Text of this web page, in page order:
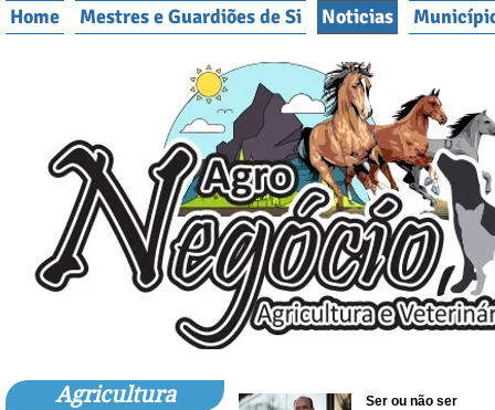
Home Mestres e Guardiões de Si Noticias
Agricultura
Ser ou não ser